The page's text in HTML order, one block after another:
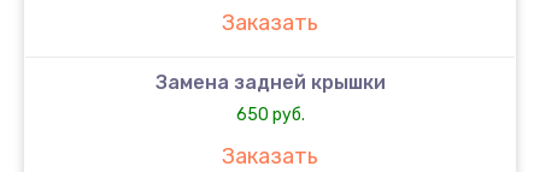
Заказать
Замена задней крышки
650 руб.
Заказать